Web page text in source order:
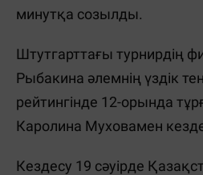
минутқа созылды.
Штутгарттағы турнирдің
Рыбакина әлемнің үздік
рейтингінде 12-орында
Каролина Муховамен
Кездесу 19 сәуірде